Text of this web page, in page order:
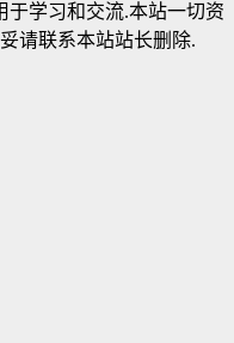
于学习和交流.本站一切资
请联系本站站长删除.